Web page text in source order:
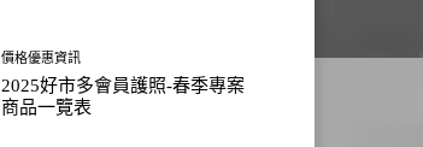
價格優惠資訊
2025好市多會員護照-春季專案
商品一覽表